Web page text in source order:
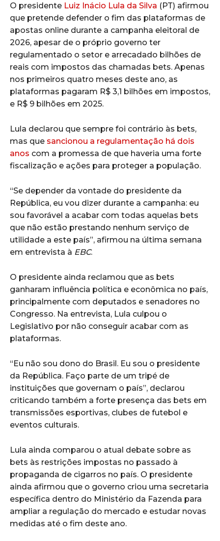
O presidente Luiz Inácio Lula da Silva (PT) afirmou
que pretende defender o fim das plataformas de
apostas online durante a campanha eleitoral de
2026, apesar de o próprio governo ter
regulamentado o setor e arrecadado bilhões de
reais com impostos das chamadas bets. Apenas
nos primeiros quatro meses deste ano, as
plataformas pagaram R$ 3,1 bilhões em impostos,
e R$ 9 bilhões em 2025.
Lula declarou que sempre foi contrário às bets,
mas que sancionou a regulamentação há dois
anos com a promessa de que haveria uma forte
fiscalização e ações para proteger a população.
“Se depender da vontade do presidente da
República, eu vou dizer durante a campanha: eu
sou favorável a acabar com todas aquelas bets
que não estão prestando nenhum serviço de
utilidade a este país”, afirmou na última semana
em entrevista à EBC.
O presidente ainda reclamou que as bets
ganharam influência política e econômica no país,
principalmente com deputados e senadores no
Congresso. Na entrevista, Lula culpou o
Legislativo por não conseguir acabar com as
plataformas.
“Eu não sou dono do Brasil. Eu sou o presidente
da República. Faço parte de um tripé de
instituições que governam o país”, declarou
criticando também a forte presença das bets em
transmissões esportivas, clubes de futebol e
eventos culturais.
Lula ainda comparou o atual debate sobre as
bets às restrições impostas no passado à
propaganda de cigarros no país. O presidente
ainda afirmou que o governo criou uma secretaria
específica dentro do Ministério da Fazenda para
ampliar a regulação do mercado e estudar novas
medidas até o fim deste ano.